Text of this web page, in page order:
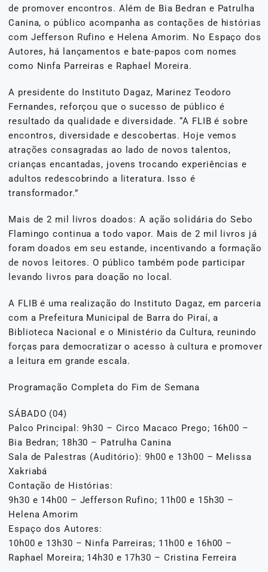
de promover encontros. Além de Bia Bedran e Patrulha
Canina, o público acompanha as contações de histórias
com Jefferson Rufino e Helena Amorim. No Espaço dos
Autores, há lançamentos e bate-papos com nomes
como Ninfa Parreiras e Raphael Moreira.
A presidente do Instituto Dagaz, Marinez Teodoro
Fernandes, reforçou que o sucesso de público é
resultado da qualidade e diversidade. “A FLIB é sobre
encontros, diversidade e descobertas. Hoje vemos
atrações consagradas ao lado de novos talentos,
crianças encantadas, jovens trocando experiências e
adultos redescobrindo a literatura. Isso é
transformador.”
Mais de 2 mil livros doados: A ação solidária do Sebo
Flamingo continua a todo vapor. Mais de 2 mil livros já
foram doados em seu estande, incentivando a formação
de novos leitores. O público também pode participar
levando livros para doação no local.
A FLIB é uma realização do Instituto Dagaz, em parceria
com a Prefeitura Municipal de Barra do Piraí, a
Biblioteca Nacional e o Ministério da Cultura, reunindo
forças para democratizar o acesso à cultura e promover
a leitura em grande escala.
Programação Completa do Fim de Semana
SÁBADO (04)
Palco Principal: 9h30 – Circo Macaco Prego; 16h00 –
Bia Bedran; 18h30 – Patrulha Canina
Sala de Palestras (Auditório): 9h00 e 13h00 – Melissa
Xakriabá
Contação de Histórias:
9h30 e 14h00 – Jefferson Rufino; 11h00 e 15h30 –
Helena Amorim
Espaço dos Autores:
10h00 e 13h30 – Ninfa Parreiras; 11h00 e 16h00 –
Raphael Moreira; 14h30 e 17h30 – Cristina Ferreira